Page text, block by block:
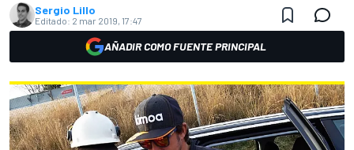
Sergio Lillo
Editado: 2 mar 2019, 17:47
AÑADIR COMO FUENTE PRINCIPAL